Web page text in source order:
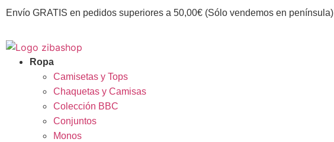
Envío GRATIS en pedidos superiores a 50,00€ (Sólo vendemos en península)
Ropa
Camisetas y Tops
Chaquetas y Camisas
Colección BBC
Conjuntos
Monos